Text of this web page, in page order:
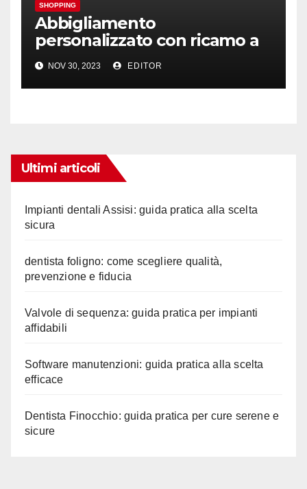
SHOPPING
Abbigliamento
personalizzato con ricamo a
Bolzano
NOV 30, 2023 EDITOR
Ultimi articoli
Impianti dentali Assisi: guida pratica alla scelta
sicura
dentista foligno: come scegliere qualità,
prevenzione e fiducia
Valvole di sequenza: guida pratica per impianti
affidabili
Software manutenzioni: guida pratica alla scelta
efficace
Dentista Finocchio: guida pratica per cure serene e
sicure